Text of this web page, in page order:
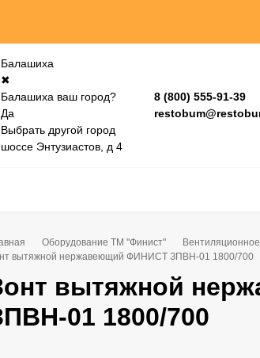
Балашиха
✖
Балашиха ваш город?
Да
Выбрать другой город
шоссе Энтузиастов, д 4
8 (800) 555-91-39
Оборудование ТМ "Финист"
вытяжной нержавеющий ФИНИСТ ЗПВН-01 1800/700
вытяжной
01 1800/700